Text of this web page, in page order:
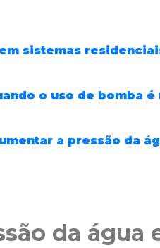
sistemas
o uso de bomba
a pressão da
da